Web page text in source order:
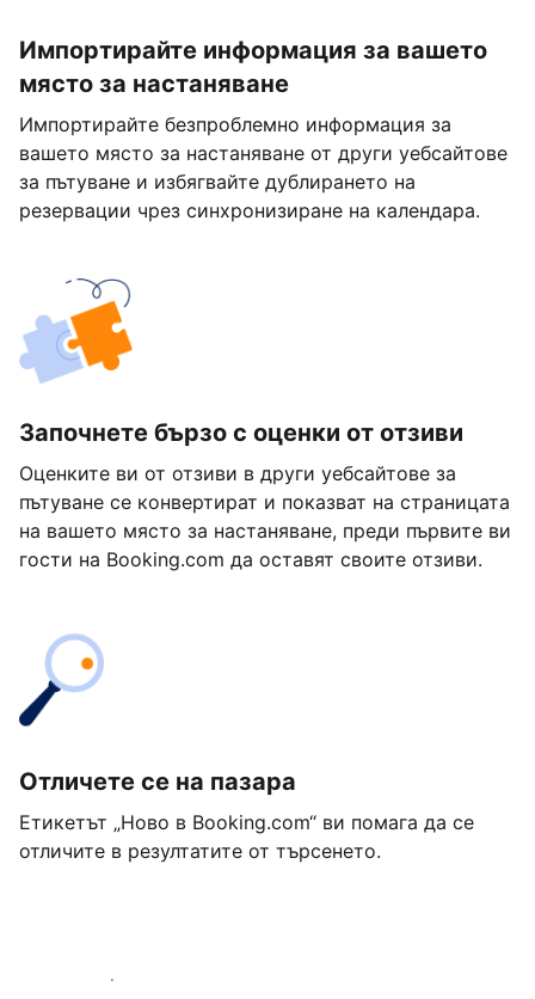
Импортирайте информация за вашето
място за настаняване
Импортирайте безпроблемно информация за
вашето място за настаняване от други уебсайтове
за пътуване и избягвайте дублирането на
резервации чрез синхронизиране на календара.
Започнете бързо с оценки от отзиви
Оценките ви от отзиви в други уебсайтове за
пътуване се конвертират и показват на страницата
на вашето място за настаняване, преди първите ви
гости на Booking.com да оставят своите отзиви.
Отличете се на пазара
Етикетът „Ново в Booking.com“ ви помага да се
отличите в резултатите от търсенето.
Започнете днес